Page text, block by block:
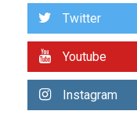
2
Twitter
Youtube
Instagram